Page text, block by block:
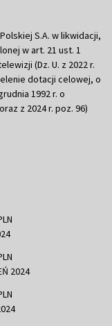
S.A. w likwidacji,
w art. 21 ust. 1
(Dz. U. z 2022 r.
dotacji celowej, o
1992 r. o
z 2024 r. poz. 96)
2024